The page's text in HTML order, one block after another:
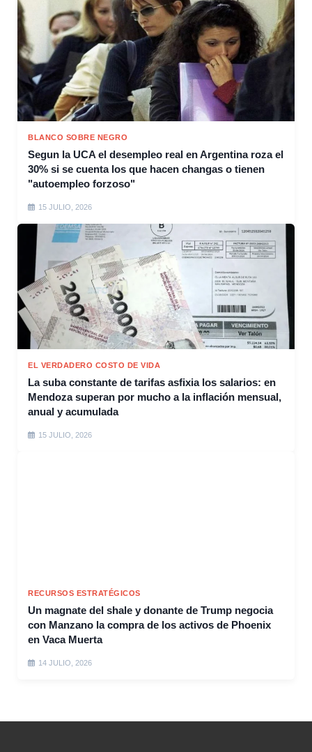
BLANCO SOBRE NEGRO
Segun la UCA el desempleo real en Argentina roza el
30% si se cuenta los que hacen changas o tienen
"autoempleo forzoso"
15 JULIO, 2026
EL VERDADERO COSTO DE VIDA
La suba constante de tarifas asfixia los salarios: en
Mendoza superan por mucho a la inflación mensual,
anual y acumulada
15 JULIO, 2026
RECURSOS ESTRATÉGICOS
Un magnate del shale y donante de Trump negocia
con Manzano la compra de los activos de Phoenix
en Vaca Muerta
14 JULIO, 2026